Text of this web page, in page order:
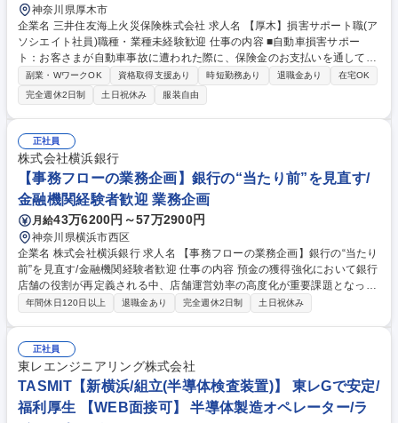
神奈川県厚木市
企業名 三井住友海上火災保険株式会社 求人名 【厚木】損害サポート職(ア
ソシエイト社員)職種・業種未経験歓迎 仕事の内容 ■自動車損害サポー
ト：お客さまが自動車事故に遭われた際に、保険金のお支払いを通して、
事故を解決していく仕事です。事故の解決まで弁護士 や医師などの専門家
と連携し、迅速かつ円満な解決に向けた高い品質の サービスを提供しま
す。※実務について入社後は過失割合の発生しない対物事故から担当頂き
ます。その後業務に慣れてきたら過失割合の発生する対物事故や適性等に
より対人事故を担当いただくこともあります。 ■火災・新種・傷病・海外
旅行損害サポート：火災、賠償責任、傷病など様々な保険種目について事
故対応を担当します。自然災害発生時は、迅速、丁寧な保険金のお支払い
を行うことで、被災地区の復興に貢献します。 募集職種 【厚木】損害サ
ポート職(アソシエイト社員)職種・業種未経験歓迎
副業・WワークOK 資格取得支援あり 時短勤務あり 退職金あり
在宅OK
完全週休2日制
土日祝休み 服装自由
正社員
株式会社横浜銀行
【事務フローの業務企画】銀行の“当たり前”を見直す/
金融機関経験者歓迎 業務企画
月給43万6200円～57万2900円
神奈川県横浜市西区
企業名 株式会社横浜銀行 求人名 【事務フローの業務企画】銀行の“当たり
前”を見直す/金融機関経験者歓迎 仕事の内容 預金の獲得強化において銀行
店舗の役割が再定義される中、店舗運営効率の高度化が重要課題となって
おり、現在、チャネル戦略を部門横断で推進しています 本戦略をリード
ス化」「自動処理・リアルタイム本部集中」を軸に、事務効率化と二線業
務の削減を推進。業務プロセスの簡素化・システム化に向けた企画立案を
担います。 募集職種 【事務フローの業務企画】銀行の“当たり前”を見直
す/金融機関経験者歓迎
年間休日120日以上 退職金あり 完全週休2日制 土日祝休み
正社員
東レエンジニアリング株式会社
TASMIT【新横浜/組立(半導体検査装置)】 東レGで安定/
福利厚生 【WEB面接可】 半導体製造オペレーター/ラ